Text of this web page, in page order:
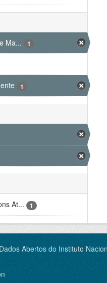
Ma...
1
1
At...
1
Abertos do Instituto